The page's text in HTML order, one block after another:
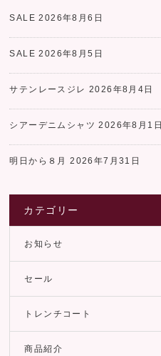
SALE 2026年8月6日
SALE 2026年8月5日
サテンレースジレ 2026年8月4日
シアーデニムシャツ 2026年8月1日
明日から８月 2026年7月31日
カテゴリー
お知らせ
セール
トレンチコート
商品紹介